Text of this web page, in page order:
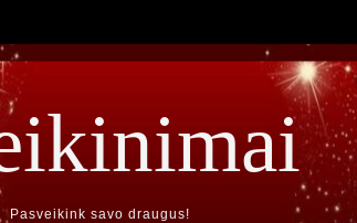
Pasveikink savo draugus!